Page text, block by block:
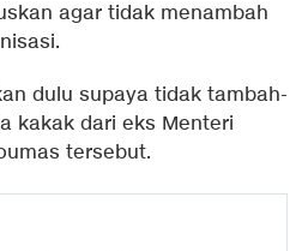
agar tidak menambah
dulu supaya tidak tambah-
kakak dari eks Menteri
tersebut.